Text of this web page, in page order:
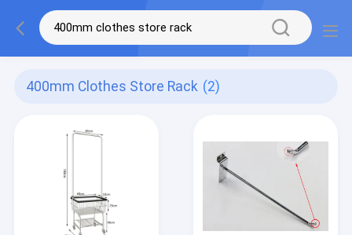
400mm Clothes Store Rack (2)